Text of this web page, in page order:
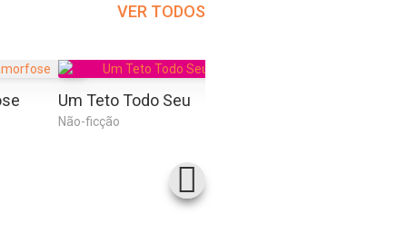
VER TODOS
Um Teto Todo Seu
Não-ficção